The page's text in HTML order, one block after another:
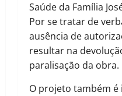
Saúde da Família
Por se tratar de
ausência de
resultar na
paralisação da obra.
O projeto também é